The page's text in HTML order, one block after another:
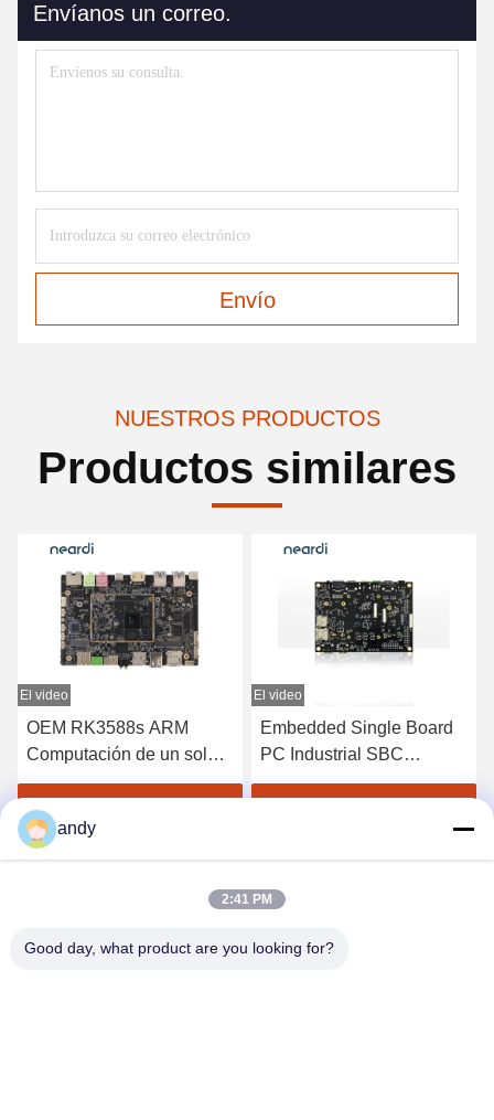
Envíanos un correo.
Envío
NUESTROS PRODUCTOS
Productos similares
El video
OEM RK3588s ARM
Computación de un solo
tablero AI Arm SBC
LBA3588S 128GB
Obtenga el mejor precio
El video
Embedded Single Board
PC Industrial SBC
LKD3399 y Android
un sistema operativo para
PC.
andy
2:41 PM
Good day, what product are you looking for?